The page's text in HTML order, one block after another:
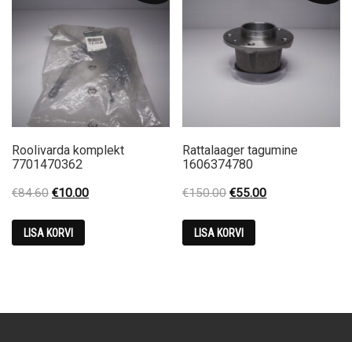
Roolivarda komplekt
7701470362
€84.60 Original
was:
€84.60.
€10.00Current
LISA KORVI
Rattalaager tagumine
1606374780
€150.00 Original
was:
€150.00.
€55.00Current
LISA KORVI